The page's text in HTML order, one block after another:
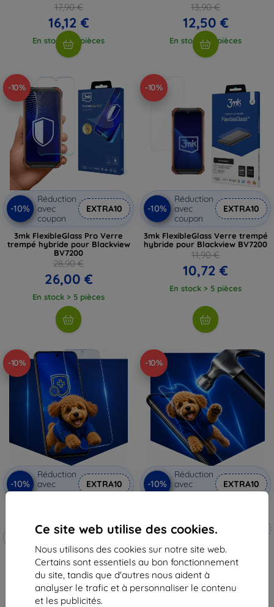
Ce site web utilise des cookies.
Nous utilisons des cookies sur notre site web.
Certains sont essentiels au bon fonctionnement
du site, tandis que d'autres nous aident à
analyser le trafic et à personnaliser le contenu
et les publicités.
17,90 €
16,12 €
En stock > 5 pièces
13,90 €
12,50 €
En stock > 5 pièces
-10%
-10%
Réduction
avec
coupon
EXTRA10
3mk FlexibleGlass Pro Verre
trempé hybride pour Blackview
BV7200
28,90 €
26,00 €
En stock > 5 pièces
-10%
-10%
Réduction
avec
coupon
EXTRA10
3mk FlexibleGlass Verre trempé
hybride pour Blackview BV7200
11,90 €
10,72 €
En stock > 5 pièces
-10%
-10%
Réduction
avec
coupon
EXTRA10
Fabriqué sur mesure
19,90 €
17,90 €
En stock > 5 pièces
-10%
-10%
Réduction
avec
coupon
EXTRA10
Fabriqué sur mesure
20,90 €
18,82 €
En stock 3 pièces